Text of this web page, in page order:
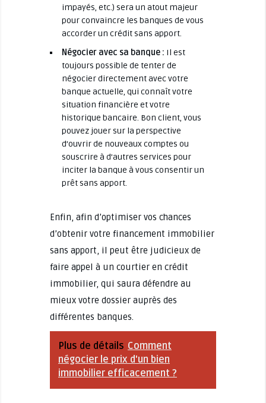
impayés, etc.) sera un atout majeur
pour convaincre les banques de vous
accorder un crédit sans apport.
Négocier avec sa banque : Il est
toujours possible de tenter de
négocier directement avec votre
banque actuelle, qui connaît votre
situation financière et votre
historique bancaire. Bon client, vous
pouvez jouer sur la perspective
d’ouvrir de nouveaux comptes ou
souscrire à d’autres services pour
inciter la banque à vous consentir un
prêt sans apport.
Enfin, afin d’optimiser vos chances
d’obtenir votre financement immobilier
sans apport, il peut être judicieux de
faire appel à un courtier en crédit
immobilier, qui saura défendre au
mieux votre dossier auprès des
différentes banques.
Plus de détails Comment
négocier le prix d'un bien
immobilier efficacement ?